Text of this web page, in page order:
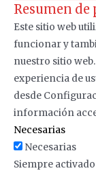
Resumen
Este sitio web
funcionar y
nuestro sitio web.
experiencia de
desde
información
Necesarias
Necesarias
Siempre activado